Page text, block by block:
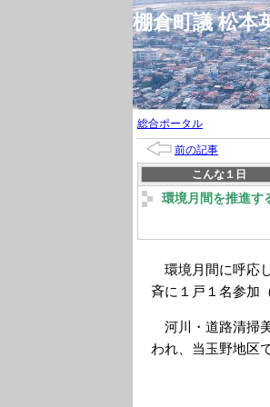
棚倉町議 松
総合ポータル
前の記事
こんな１日
環境月間を推進す
環境月間に呼応
斉に１戸１名参加
河川・道路清掃
われ、当玉野地区